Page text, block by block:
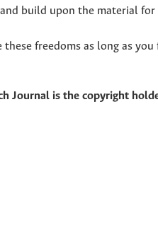
build upon the material for
these freedoms as long as
Journal is the copyright